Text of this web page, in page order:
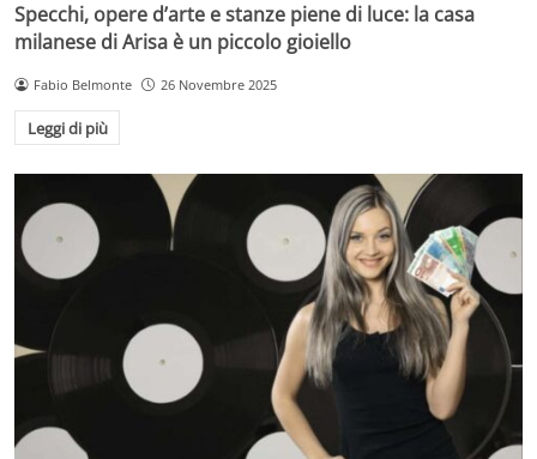
Specchi, opere d’arte e stanze piene di luce: la casa
milanese di Arisa è un piccolo gioiello
Fabio Belmonte 26 Novembre 2025
Leggi di più